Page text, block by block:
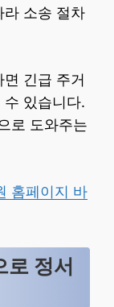
라 소송 절차
긴급 주거
있습니다.
로 도와주는
홈페이지 바
로 정서